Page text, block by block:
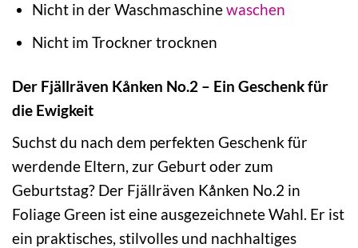
Nicht in der Waschmaschinewaschen
Nicht im Trockner trocknen
Der Fjällräven Kånken No.2 – Ein Geschenk für
die Ewigkeit
Suchst du nach dem perfekten Geschenk für
werdende Eltern, zur Geburt oder zum
Geburtstag? Der Fjällräven Kånken No.2 in
Foliage Green ist eine ausgezeichnete Wahl. Er ist
ein praktisches, stilvolles und nachhaltiges